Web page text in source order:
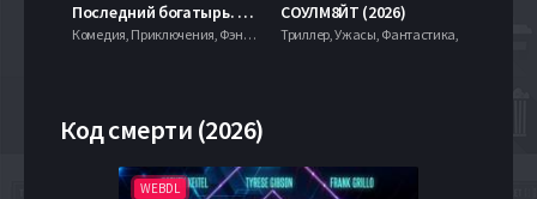
Последний богатырь. Колобок (2026)
Комедия, Приключения, Фэнтези,
СОУЛМ8ЙТ (2026)
Триллер, Ужасы, Фантастика,
Код смерти (2026)
WEBDL